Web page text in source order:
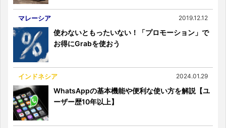
マレーシア 2019.12.12
使わないともったいない！「プロモーション」で
お得にGrabを使おう
インドネシア 2024.01.29
WhatsAppの基本機能や便利な使い方を解説【ユ
ーザー歴10年以上】